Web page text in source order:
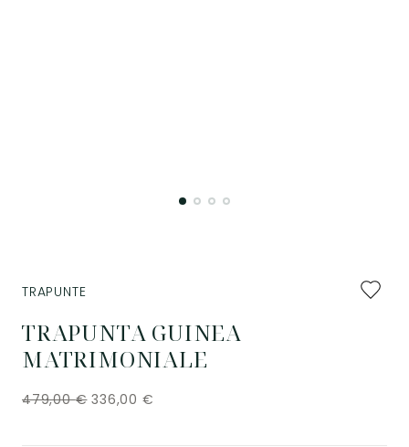
TRAPUNTA GUINEA
MATRIMONIALE
TRAPUNTE
479,00€ 336,00 €